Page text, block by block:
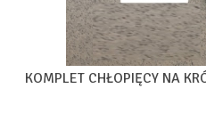
KOMPLET CHŁOPIĘCY NA